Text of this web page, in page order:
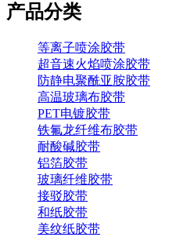
产品分类
等离子喷涂胶带
超音速火焰喷涂胶带
防静电聚酰亚胺胶带
高温玻璃布胶带
PET电镀胶带
铁氟龙纤维布胶带
耐酸碱胶带
铝箔胶带
玻璃纤维胶带
接驳胶带
和纸胶带
美纹纸胶带